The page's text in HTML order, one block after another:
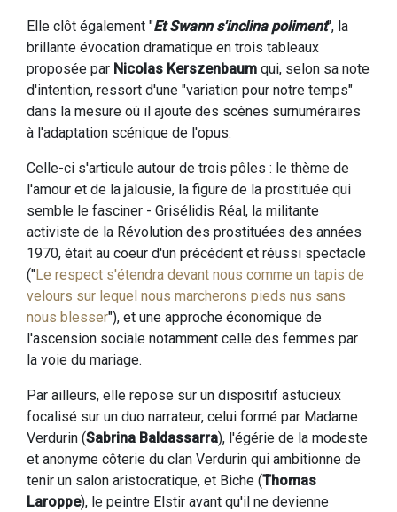
Elle clôt également "Et Swann s'inclina poliment", la
brillante évocation dramatique en trois tableaux
proposée par Nicolas Kerszenbaum qui, selon sa note
d'intention, ressort d'une "variation pour notre temps"
dans la mesure où il ajoute des scènes surnuméraires
à l'adaptation scénique de l'opus.
Celle-ci s'articule autour de trois pôles : le thème de
l'amour et de la jalousie, la figure de la prostituée qui
semble le fasciner - Grisélidis Réal, la militante
activiste de la Révolution des prostituées des années
1970, était au coeur d'un précédent et réussi spectacle
("Le respect s'étendra devant nous comme un tapis de
velours sur lequel nous marcherons pieds nus sans
nous blesser"), et une approche économique de
l'ascension sociale notamment celle des femmes par
la voie du mariage.
Par ailleurs, elle repose sur un dispositif astucieux
focalisé sur un duo narrateur, celui formé par Madame
Verdurin (Sabrina Baldassarra), l'égérie de la modeste
et anonyme côterie du clan Verdurin qui ambitionne de
tenir un salon aristocratique, et Biche (Thomas
Laroppe), le peintre Elstir avant qu'il ne devienne